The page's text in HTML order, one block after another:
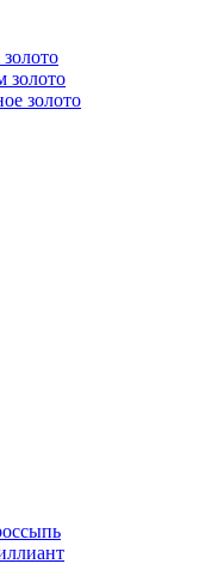
золото
золото